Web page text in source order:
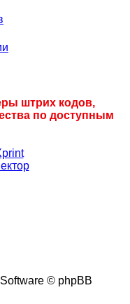
штрих кодов,
по доступным
© phpBB